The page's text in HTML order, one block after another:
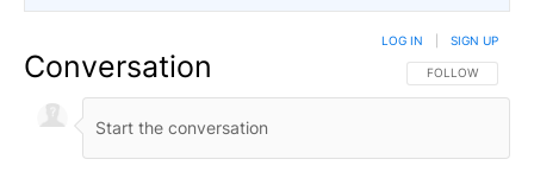
Conversation FOLLOW THIS
FOLLOW
LOG IN SIGN UP